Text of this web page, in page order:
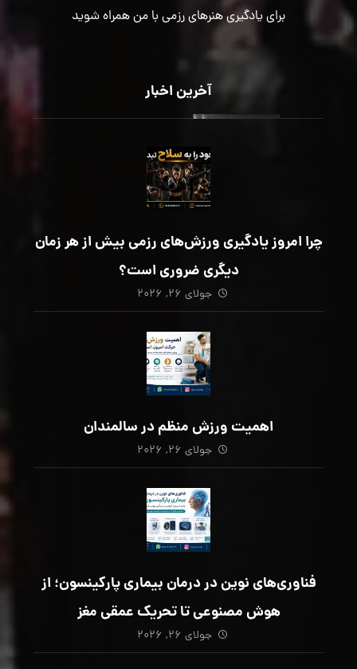
برای یادگیری هنرهای رزمی با من همراه شوید
آخرین اخبار
چرا امروز یادگیری ورزش‌های رزمی بیش از هر زمان
دیگری ضروری است؟
جولای ۲۶, ۲۰۲۶
اهمیت ورزش منظم در سالمندان
جولای ۲۶, ۲۰۲۶
فناوری‌های نوین در درمان بیماری پارکینسون؛ از
هوش مصنوعی تا تحریک عمقی مغز
جولای ۲۶, ۲۰۲۶